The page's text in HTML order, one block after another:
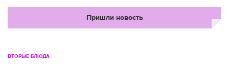
Пришли новость
ВТОРЫЕ БЛЮДА